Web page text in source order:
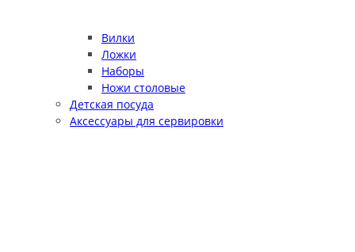
Вилки
Ложки
Наборы
Ножи столовые
Детская посуда
Аксессуары для сервировки